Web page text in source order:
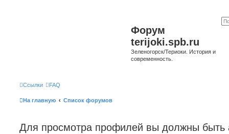
Форум
terijoki.spb.ru
Зеленогорск/Териоки. История и
современность.
Ссылки FAQ
На главную Список форумов
Для просмотра профилей вы должны быть